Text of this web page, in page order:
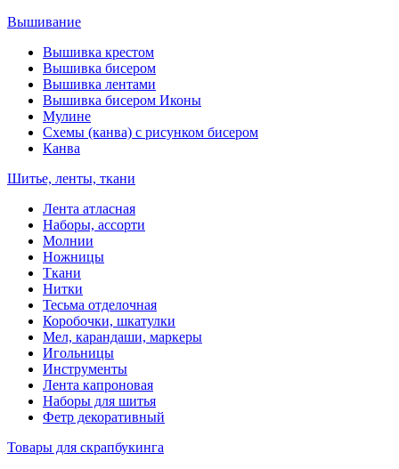
Вышивание
Вышивка крестом
Вышивка бисером
Вышивка лентами
Вышивка бисером Иконы
Мулине
Схемы (канва) с рисунком бисером
Канва
Шитье, ленты, ткани
Лента атласная
Наборы, ассорти
Молнии
Ножницы
Ткани
Нитки
Тесьма отделочная
Коробочки, шкатулки
Мел, карандаши, маркеры
Игольницы
Инструменты
Лента капроновая
Наборы для шитья
Фетр декоративный
Товары для скрапбукинга